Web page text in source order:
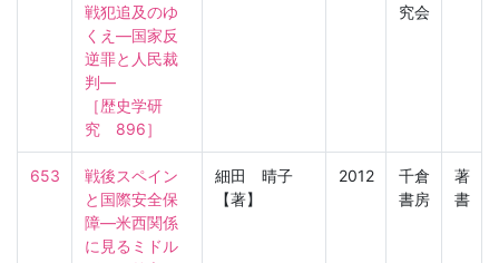
戦犯追及のゆ
くえ―国家反
逆罪と人民裁
判―
［歴史学研
究　896］
究会
653
戦後スペイン
と国際安全保
障―米西関係
に見るミドル
細田 晴子
【著】
2012
千倉
書房
著
書